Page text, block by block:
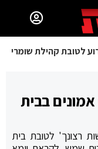
לטובת קהילת שומרי
בבית
רצונך' לטובת בית